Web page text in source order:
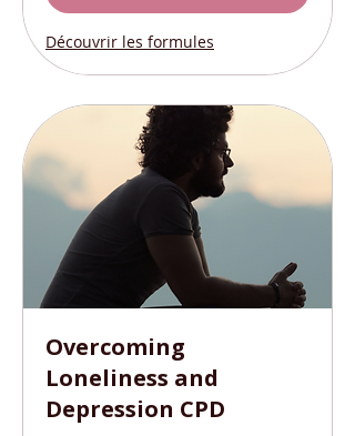
Découvrir les formules
Overcoming
Loneliness and
Depression CPD